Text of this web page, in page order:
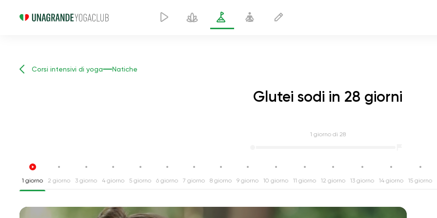
Corsi intensivi di yoga Natiche
Glutei sodi in 28 giorni
1 giorno di 28
1 giorno 2 giorno 3 giorno 4 giorno 5 giorno 6 giorno 7 giorno 8 giorno 9 giorno 10 giorno 11 giorno 12 giorno 13 giorno 14 giorno 15 giorno